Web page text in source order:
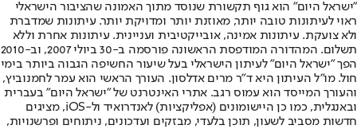
"ישראל היום" הוא גוף תקשורת שנוסד מתוך האמונה שהציבור הישראלי
ראוי לעיתונות טובה יותר, מאוזנת יותר ומדויקת יותר. עיתונות שמדברת
ולא צועקת. עיתונות אמינה, אובייקטיבית ועניינית. עיתונות אחרת וללא
תשלום. המהדורה המודפסת הראשונה פורסמה ב-30 ביולי 2007, וב-2010
הפך "ישראל היום" לעיתון הישראלי בעל שיעור החשיפה הגבוה ביותר בימי
חול. מו"ל העיתון היא ד"ר מרים אדלסון. העורך הראשי הוא עמר לחמנוביץ,
והעורך המייסד הוא עמוס רגב. אתרי האינטרנט של "ישראל היום" בעברית
ובאנגלית, כמו כן היישומונים (אפליקציות) לאנדרואיד ול-iOS, מציגים
חדשות מסביב לשעון, תוכן בלעדי, מבזקים ועדכונים, ניתוחים ופרשנויות,